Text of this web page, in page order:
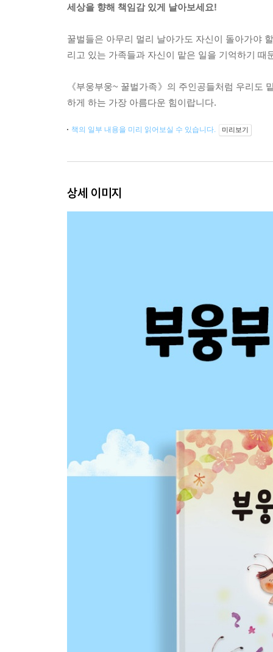
세상을 향해 책임감 있게 날아보세요!
꿀벌들은 아무리 멀리 날아가도 자신이 돌아가야
리고 있는 가족들과 자신이 맡은 일을 기억하기 때
《부웅부웅~ 꿀벌가족》의 주인공들처럼 우리도
하게 하는 가장 아름다운 힘이랍니다.
책의 일부 내용을 미리 읽어보실 수 있습니다. 미리보기
상세 이미지